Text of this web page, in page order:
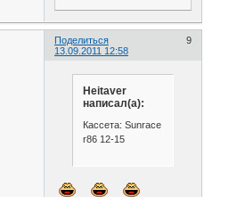
Поделиться
9
13.09.2011 12:58
Heitaver
написал(а):
Кассета: Sunrace
r86 12-15